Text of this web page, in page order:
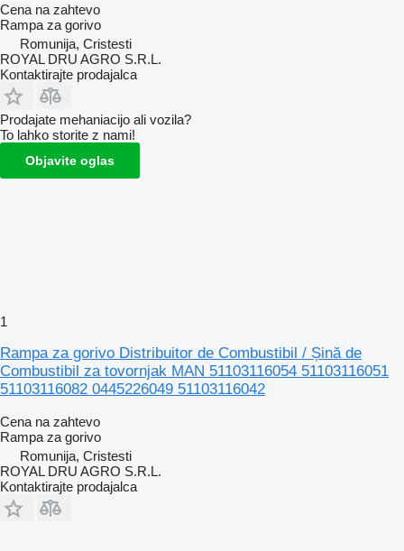
Cena na zahtevo
Rampa za gorivo
Romunija, Cristesti
ROYAL DRU AGRO S.R.L.
Kontaktirajte prodajalca
Prodajate mehaniacijo ali vozila?
To lahko storite z nami!
Objavite oglas
1
Rampa za gorivo Distribuitor de Combustibil / Șină de
Combustibil za tovornjak MAN 51103116054 51103116051
51103116082 0445226049 51103116042
Cena na zahtevo
Rampa za gorivo
Romunija, Cristesti
ROYAL DRU AGRO S.R.L.
Kontaktirajte prodajalca